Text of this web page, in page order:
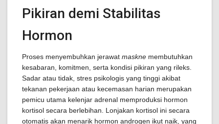
Pikiran demi Stabilitas
Hormon
Proses menyembuhkan jerawat maskne membutuhkan
kesabaran, komitmen, serta kondisi pikiran yang rileks.
Sadar atau tidak, stres psikologis yang tinggi akibat
tekanan pekerjaan atau kecemasan harian merupakan
pemicu utama kelenjar adrenal memproduksi hormon
kortisol secara berlebihan. Lonjakan kortisol ini secara
otomatis akan menarik hormon androgen ikut naik, yang